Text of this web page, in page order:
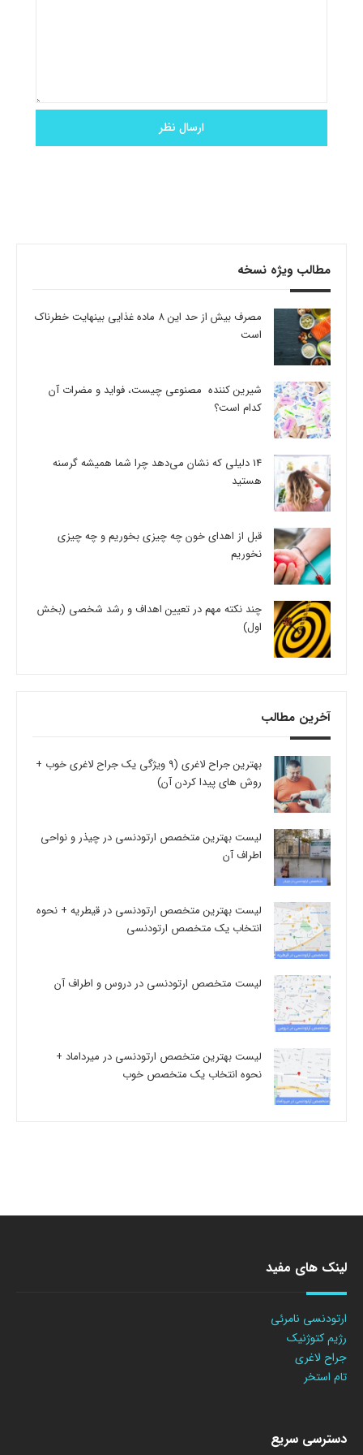
مطالب ویژه نسخه
مصرف بیش از حد این 8 ماده غذایی بینهایت خطرناک
است
شیرین کننده مصنوعی چیست، فواید و مضرات آن
کدام است؟
14 دلیلی که نشان می‌دهد چرا شما همیشه گرسنه
هستید
قبل از اهدای خون چه چیزی بخوریم و چه چیزی
نخوریم
چند نکته مهم در تعیین اهداف و رشد شخصی (بخش
اول)
آخرین مطالب
بهترین جراح لاغری (9 ویژگی یک جراح لاغری خوب +
روش های پیدا کردن آن)
لیست بهترین متخصص ارتودنسی در چیذر و نواحی
اطراف آن
لیست بهترین متخصص ارتودنسی در قیطریه + نحوه
انتخاب یک متخصص ارتودنسی
لیست متخصص ارتودنسی در دروس و اطراف آن
لیست بهترین متخصص ارتودنسی در میرداماد +
نحوه انتخاب یک متخصص خوب
لینک های مفید
ارتودنسی نامرئی
رژیم کتوژنیک
جراح لاغری
تام استخر
دسترسی سریع